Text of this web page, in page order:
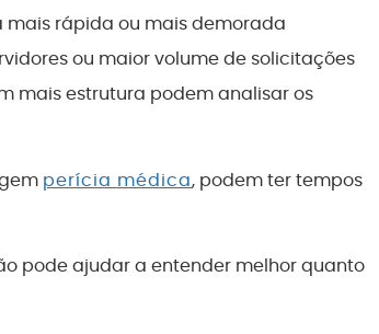
mais rápida ou mais demorada
ou maior volume de solicitações
mais estrutura podem analisar os
perícia médica, podem ter tempos
pode ajudar a entender melhor quanto